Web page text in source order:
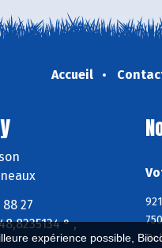
expérience possible,
Accueil
88 27
° ,